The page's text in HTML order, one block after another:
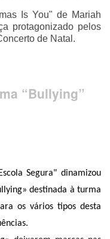
Is You" de Mariah
protagonizado pelos
de Natal.
“Bullying”
Segura" dinamizou
destinada à turma
os vários tipos desta